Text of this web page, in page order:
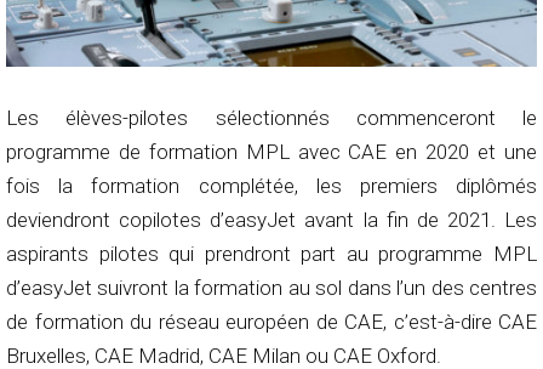
Les élèves-pilotes sélectionnés commenceront le
programme de formation MPL avec CAE en 2020 et une
fois la formation complétée, les premiers diplômés
deviendront copilotes d’easyJet avant la fin de 2021. Les
aspirants pilotes qui prendront part au programme MPL
d’easyJet suivront la formation au sol dans l’un des centres
de formation du réseau européen de CAE, c’est-à-dire CAE
Bruxelles, CAE Madrid, CAE Milan ou CAE Oxford.